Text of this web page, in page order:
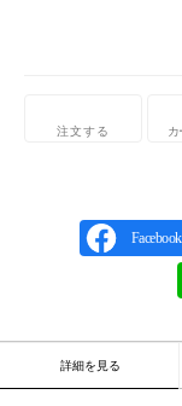
注文する カ
詳細を見る